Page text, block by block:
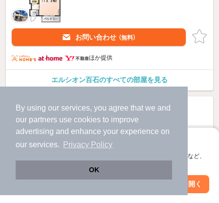
By using our services, you agree that we and
our partners use cookies to improve
advertising and enhance your experience on
our services.
Privacy Policy
OK
アプリに切り替えて、サクサクお部屋探し
会員登録なしですぐ使える。マップ検索やお気に入り保存など、
アプリを開く
お問い合わせ （無料）
ほか提供
エルシオン百石のすべての部屋を見る
絞り込み条件を変更